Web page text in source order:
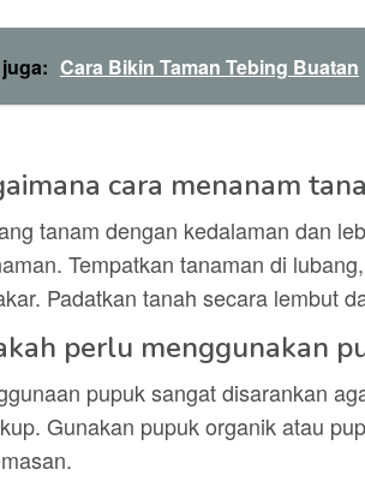
Cara Bikin Taman Tebing Buatan
cara menanam
tanam dengan kedalaman dan
Tempatkan tanaman di
Padatkan tanah secara lembut
perlu menggunakan
pupuk sangat disarankan
Gunakan pupuk organik atau